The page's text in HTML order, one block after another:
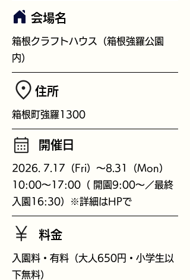
会場名
箱根クラフトハウス（箱根強羅公園
内）
​住所
箱根町強羅1300
開催日
2026. 7.17 （Fri）～8.31（Mon）
10:00～17:00（ 開園9:00～／最終
入園16:30）※詳細はHPで
料金
入園料・有料（大人650円・小学生以
下無料）